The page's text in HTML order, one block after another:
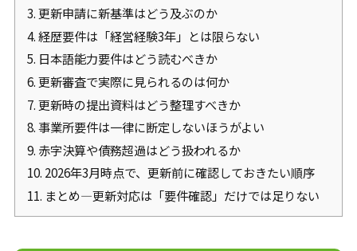
3.更新申請に新基準はどう及ぶのか
4.経歴要件は「経営経験3年」とは限らない
5. 日本語能力要件はどう読むべきか
6.更新審査で実際に見られるのは何か
7.更新時の提出資料はどう整理すべきか
8.事業所要件は一律に断定しないほうがよい
9. 赤字決算や債務超過はどう扱われるか
10. 2026年3月時点で、更新前に確認しておきたい順序
11. まとめ—更新対応は「要件確認」だけでは足りない